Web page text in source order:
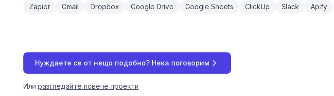
Zapier Gmail Dropbox Google Drive Google Sheets ClickUp Slack Apify
Нуждаете се от нещо подобно? Нека поговорим
Или разгледайте повече проекти